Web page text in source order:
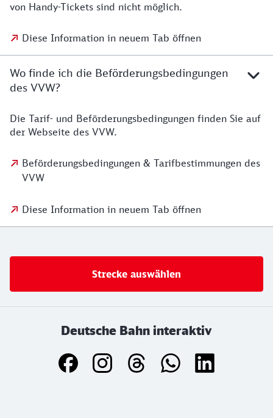
von Handy-Tickets sind nicht möglich.
Diese Information in neuem Tab öffnen
Wo finde ich die Beförderungsbedingungen
des VVW?
Die Tarif- und Beförderungsbedingungen finden Sie auf
der Webseite des VVW.
Beförderungsbedingungen & Tarifbestimmungen des
VVW
Diese Information in neuem Tab öffnen
Strecke auswählen
Deutsche Bahn interaktiv